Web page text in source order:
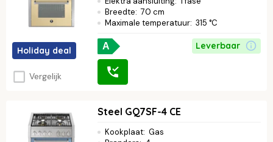
Holiday deal
Vergelijk
Breedte: 70 cm
Maximale temperatuur: 315 °C
A Leverbaar
Steel GQ7SF-4 CE
Kookplaat: Gas